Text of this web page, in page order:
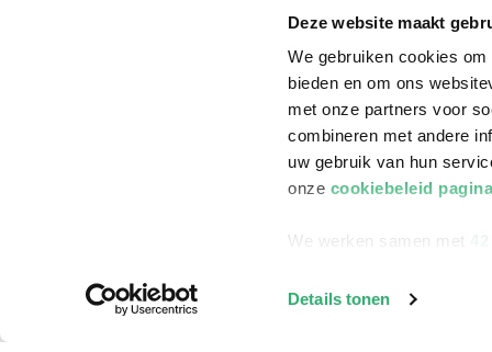
Deze website maakt
We gebruiken cookies
bieden en om ons
met onze partners voor
combineren met andere
uw gebruik van hun
onze cookiebeleid pagina
We werken samen met
Details tonen
Zakelijk boeken bestellen ING